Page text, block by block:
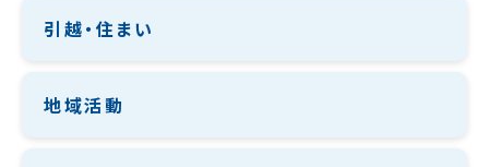
引越・住まい
地域活動